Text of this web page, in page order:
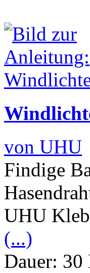
von UHU
Findige
UHU
(...)
Dauer: 30